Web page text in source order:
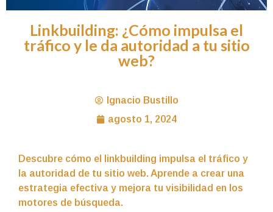
Linkbuilding: ¿Cómo impulsa el
tráfico y le da autoridad a tu sitio
web?
Ignacio Bustillo
agosto 1, 2024
Descubre cómo el linkbuilding impulsa el tráfico y
la autoridad de tu sitio web. Aprende a crear una
estrategia efectiva y mejora tu visibilidad en los
motores de búsqueda.